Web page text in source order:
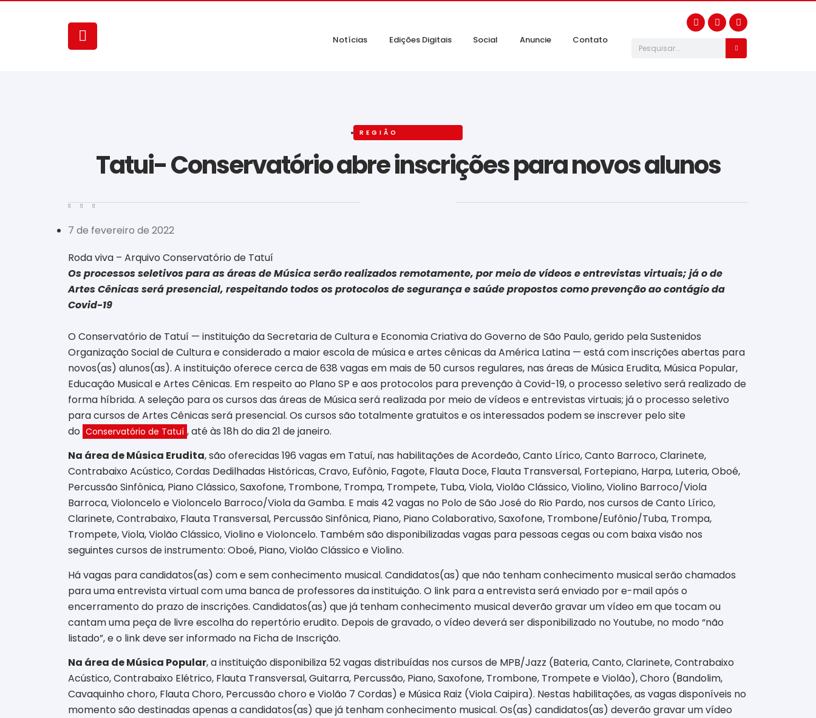
Notícias Edições Digitais Social Anuncie Contato
REGIÃO
Tatui- Conservatório abre inscrições para novos alunos
7 de fevereiro de 2022
Roda viva – Arquivo Conservatório de Tatuí
Os processos seletivos para as áreas de Música serão realizados remotamente, por meio de vídeos e entrevistas virtuais; já o de
Artes Cênicas será presencial, respeitando todos os protocolos de segurança e saúde propostos como prevenção ao contágio da
Covid-19
O Conservatório de Tatuí — instituição da Secretaria de Cultura e Economia Criativa do Governo de São Paulo, gerido pela Sustenidos
Organização Social de Cultura e considerado a maior escola de música e artes cênicas da América Latina — está com inscrições abertas para
novos(as) alunos(as). A instituição oferece cerca de 638 vagas em mais de 50 cursos regulares, nas áreas de Música Erudita, Música Popular,
Educação Musical e Artes Cênicas. Em respeito ao Plano SP e aos protocolos para prevenção à Covid-19, o processo seletivo será realizado de
forma híbrida. A seleção para os cursos das áreas de Música será realizada por meio de vídeos e entrevistas virtuais; já o processo seletivo
para cursos de Artes Cênicas será presencial. Os cursos são totalmente gratuitos e os interessados podem se inscrever pelo site
do Conservatório de Tatuí , até às 18h do dia 21 de janeiro.
Na área de Música Erudita, são oferecidas 196 vagas em Tatuí, nas habilitações de Acordeão, Canto Lírico, Canto Barroco, Clarinete,
Contrabaixo Acústico, Cordas Dedilhadas Históricas, Cravo, Eufônio, Fagote, Flauta Doce, Flauta Transversal, Fortepiano, Harpa, Luteria, Oboé,
Percussão Sinfônica, Piano Clássico, Saxofone, Trombone, Trompa, Trompete, Tuba, Viola, Violão Clássico, Violino, Violino Barroco/Viola
Barroca, Violoncelo e Violoncelo Barroco/Viola da Gamba. E mais 42 vagas no Polo de São José do Rio Pardo, nos cursos de Canto Lírico,
Clarinete, Contrabaixo, Flauta Transversal, Percussão Sinfônica, Piano, Piano Colaborativo, Saxofone, Trombone/Eufônio/Tuba, Trompa,
Trompete, Viola, Violão Clássico, Violino e Violoncelo. Também são disponibilizadas vagas para pessoas cegas ou com baixa visão nos
seguintes cursos de instrumento: Oboé, Piano, Violão Clássico e Violino.
Há vagas para candidatos(as) com e sem conhecimento musical. Candidatos(as) que não tenham conhecimento musical serão chamados
para uma entrevista virtual com uma banca de professores da instituição. O link para a entrevista será enviado por e-mail após o
encerramento do prazo de inscrições. Candidatos(as) que já tenham conhecimento musical deverão gravar um vídeo em que tocam ou
cantam uma peça de livre escolha do repertório erudito. Depois de gravado, o vídeo deverá ser disponibilizado no Youtube, no modo “não
listado”, e o link deve ser informado na Ficha de Inscrição.
Na área de Música Popular, a instituição disponibiliza 52 vagas distribuídas nos cursos de MPB/Jazz (Bateria, Canto, Clarinete, Contrabaixo
Acústico, Contrabaixo Elétrico, Flauta Transversal, Guitarra, Percussão, Piano, Saxofone, Trombone, Trompete e Violão), Choro (Bandolim,
Cavaquinho choro, Flauta Choro, Percussão choro e Violão 7 Cordas) e Música Raiz (Viola Caipira). Nestas habilitações, as vagas disponíveis no
momento são destinadas apenas a candidatos(as) que já tenham conhecimento musical. Os(as) candidatos(as) deverão gravar um vídeo